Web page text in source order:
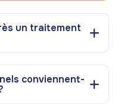
un traitement
conviennent-